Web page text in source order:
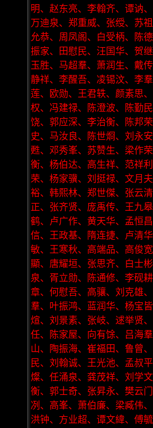
明、赵东亮、李翰齐、谭讷
万迪泉、郑重威、张绶、苏
允恭、周凤阁、白受柄、陈
振家、田慰民、汪国华、贺
玉胜、马超羣、萧润生、戴
静祥、李醒吾、凌锡汶、李
莲、欧勋、王君轶、颜素思
权、冯建禄、陈澄波、陈勤
饶、郭应深、李治衡、陈邦
史、马汝良、陈世烱、刘永
甦、邓秀峯、苏赞生、梁作
衡、杨伯达、高生祥、范祥
荣、杨家骥、刘挺禄、文月
裕、韩熙林、郑世傑、张云
正、张齐贤、庞禹传、王九
鹤、卢广作、黄天华、孟恒
信、王政基、隋连捷、卢清
敏、王寒秋、高端品、高俊
顯、唐耀垣、张思齐、白士
泉、胥立勋、陈通修、李砚
章、何慰吾、高骧、刘克雄
羣、叶振鸿、蓝润华、杨宝
煊、刘景素、张岐、逑举贤
任、陈家屋、向有馀、吕海
山、陶振海、崔福田、鲁曾
民、刘翰诚、王光池、孟叔
燦、任涌泉、龚茂祥、刘学
衡、郭士奇、张昇永、樊云
冽、高峯、萧伯廉、梁臧伟
洪钟、方业超、谭文緯、傅